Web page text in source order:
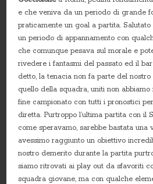
e che veniva da un periodo di grande
praticamente un goal a partita.
un periodo di appannamento con
che comunque pesava sul morale e
rivedere i fantasmi del passato ed il
detto, la tenacia non fa parte del
quello della squadra, uniti non
fine campionato con tutti i pronostici
diretta. Purtroppo l’ultima partita con il
come speravamo, sarebbe bastata
avessimo raggiunto un obiettivo
nostro demerito durante la partita
siamo ritrovati ai play out da sfavoriti
squadra giovane, ma con qualche